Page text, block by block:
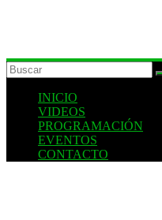
INICIO
VIDEOS
PROGRAMACIÓN
EVENTOS
CONTACTO